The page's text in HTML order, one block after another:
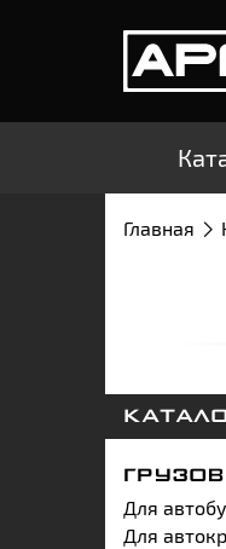
Главная
Для
Для